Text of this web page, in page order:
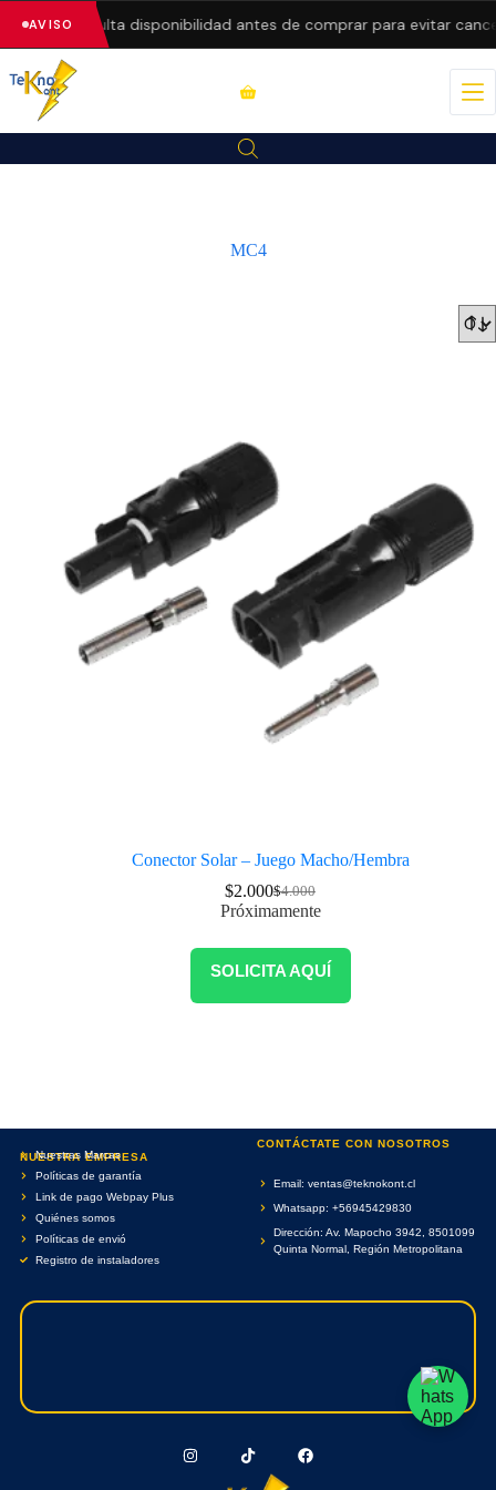
AVISOConsulta disponibilidad antes de comprar para evitar
MC4
Conector Solar – Juego Macho/Hembra
$4.000
$2.000
Próximamente
SOLICITA AQUÍ
NUESTRA EMPRESA
Nuestras Marcas
Políticas de garantía
Link de pago Webpay Plus
Quiénes somos
Políticas de envió
Registro de instaladores
CONTÁCTATE CON NOSOTROS
Email: ventas@teknokont.cl
Whatsapp: +56945429830
Dirección: Av. Mapocho 3942, 8501099
Quinta Normal, Región Metropolitana